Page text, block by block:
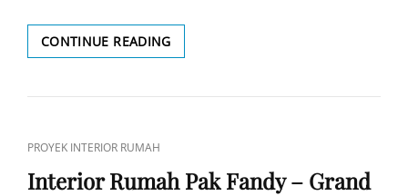
CONTINUE READINGINTERIOR
RUMAH
CHRISTOFER
CAT
LINKS
PROYEK INTERIOR RUMAH
Interior Rumah Pak Fandy – Grand